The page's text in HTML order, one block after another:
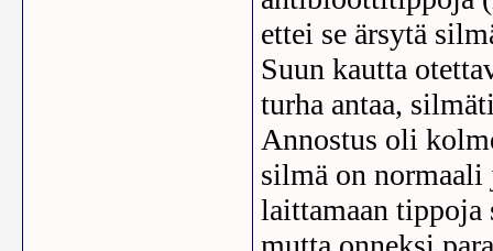
ettei se ärsytä
Suun kautta
turha antaa,
Annostus oli
silmä on
laittamaan tippoja